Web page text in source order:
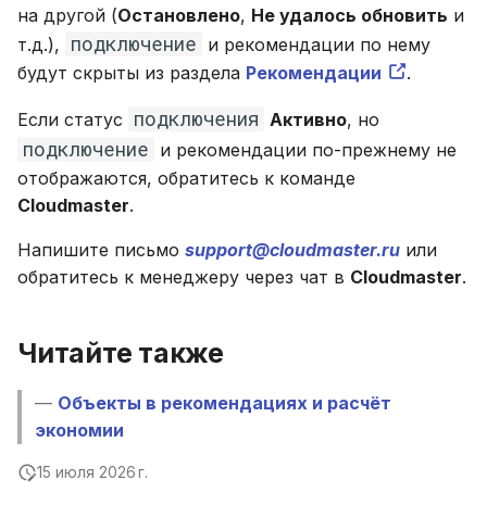
на другой (Остановлено, Не удалось обновить и
т.д.), подключение и рекомендации по нему
будут скрыты из раздела Рекомендации .
Если статус подключения Активно, но
подключение и рекомендации по-прежнему не
отображаются, обратитесь к команде
Cloudmaster.
Напишите письмо support@cloudmaster.ru или
обратитесь к менеджеру через чат в Cloudmaster.
Читайте также
— Объекты в рекомендациях и расчёт
экономии
15 июля 2026 г.